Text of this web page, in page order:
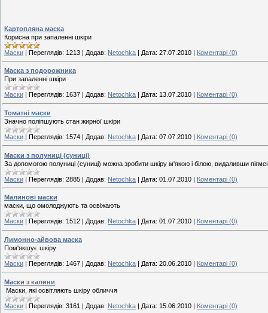
Картопляна маска
Корисна при запаленні шкіри
Маски | Переглядів: 1213 | Додав: Netochka | Дата: 27.07.2010 | Коментарі (0)
Маска з подорожника
При запаленні шкіри
Маски Переглядів: 1637 Додав: Netochka Дата: 13.07.2010 Коментарі (0)
Томатні маски
Значно поліпшують стан жирної шкіри
Маски | Переглядів: 1574 | Додав: Netochka | Дата: 07.07.2010 | Коментарі (0)
Маски з полуниці (суниці)
За допомогою полуниці (суниці) можна зробити шкіру м'якою і білою видаливши
Маски | Переглядів: 2885 | Додав: Netochka | Дата: 01.07.2010 | Коментарі (0)
Малинові маски
маски, що омолоджують та освіжають
Маски Переглядів: 1512 Додав: Netochka Дата: 01.07.2010 Коментарі (0)
Лимонно-айвова маска
Пом'якшує шкіру
Маски | Переглядів: 1467 | Додав: Netochka | Дата: 20.06.2010 | Коментарі (0)
Маски з калини
Маски, які освітляють шкіру обличчя
Маски | Переглядів: 3161 | Додав: Netochka | Дата: 15.06.2010 | Коментарі (0)